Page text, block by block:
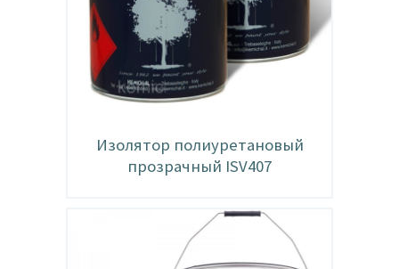
Изолятор полиуретановый
прозрачный ISV407